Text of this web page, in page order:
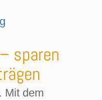
sparen
Mit dem